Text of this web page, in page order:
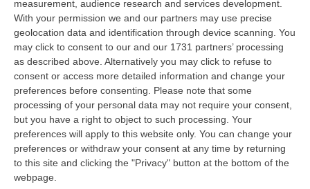
measurement, audience research and services development.
With your permission we and our partners may use precise
geolocation data and identification through device scanning. You
may click to consent to our and our 1731 partners’ processing
as described above. Alternatively you may click to refuse to
consent or access more detailed information and change your
preferences before consenting.
Please note that some
processing of your personal data may not require your consent,
but you have a right to object to such processing. Your
preferences will apply to this website only. You can change your
preferences or withdraw your consent at any time by returning
to this site and clicking the "Privacy" button at the bottom of the
webpage.
L’Orchestra Filarmonica Della Calabria Protagonista Su Rai Due. Il
9 Agosto In Onda “La Notte Del Mare”
“PIZZO Nella suggestiva cornice del Castello Murat di Pizzo torna “La
Notte del Mare”, l’evento televisivo e culturale giunto alla sua quart…
06 Agosto, 17:37
Ponte, Ok Alla Fase Della Progettazione Esecutiva
“ROMA Si è conclusa l’assemblea generale del Consiglio Superiore dei
Lavori Pubblici, convocata per esaminare e discutere del Collegamento
s…
06 Agosto, 17:12